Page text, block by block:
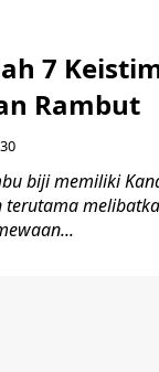
7
Rambut
biji memiliki